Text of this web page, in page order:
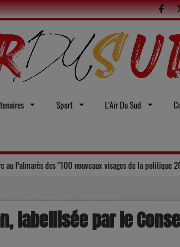
Sport L'Air Du Sud
Laurent Bruneau, figure au Palmarès des "100
labellisée par le